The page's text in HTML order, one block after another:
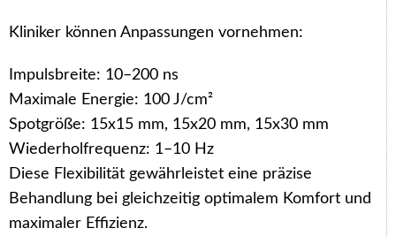
Kliniker können Anpassungen vornehmen:
Impulsbreite: 10–200 ns
Maximale Energie: 100 J/cm²
Spotgröße: 15x15 mm, 15x20 mm, 15x30 mm
Wiederholfrequenz: 1–10 Hz
Diese Flexibilität gewährleistet eine präzise
Behandlung bei gleichzeitig optimalem Komfort und
maximaler Effizienz.